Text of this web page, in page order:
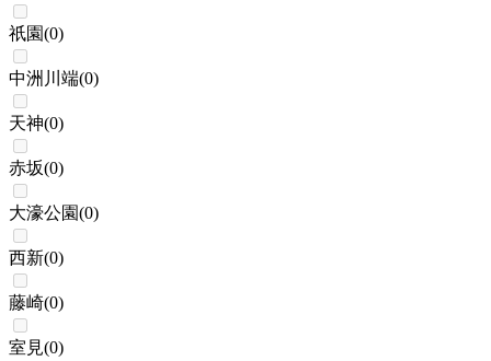
祇園(0)
中洲川端(0)
天神(0)
赤坂(0)
大濠公園(0)
西新(0)
藤崎(0)
室見(0)